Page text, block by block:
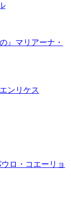
』マリアーナ・
ンリケス
ロ・コエーリョ